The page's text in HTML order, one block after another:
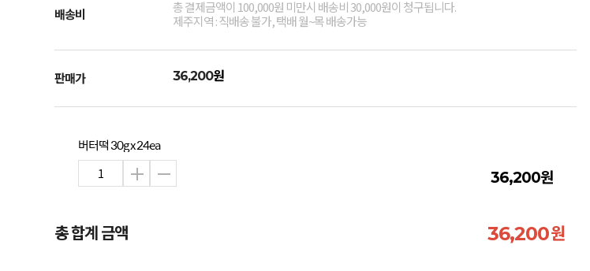
배송비
총 결제금액이 100,000원 미만시 배송비 30,000원이 청구됩니다.
제주지역 : 직배송 불가, 택배 월~목 배송가능
판매가 36,200원
버터떡 30g x 24ea
36,200원
총 합계 금액 36,200원